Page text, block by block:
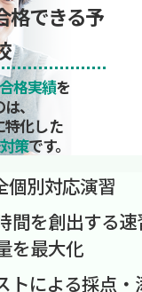
格できる予
格実績を
、
特化した
策です。
別対応演習
を創出する速
を最大化
による採点・